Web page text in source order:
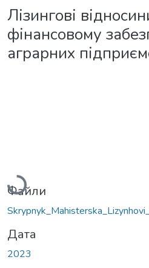
Лізингові
фінансовому
аграрних
Вантажиться...
Файли
Дата
2023